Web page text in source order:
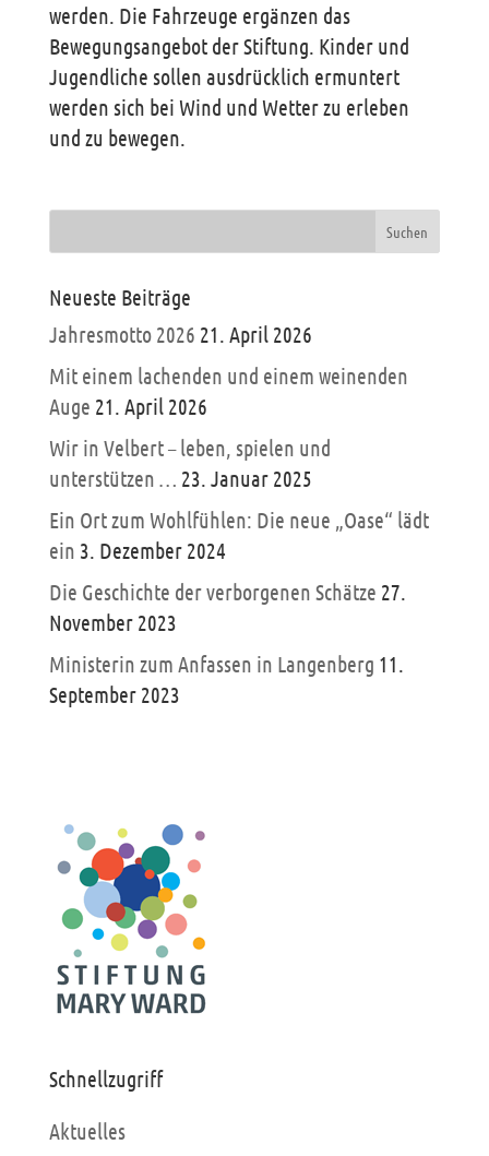
werden. Die Fahrzeuge ergänzen das
Bewegungsangebot der Stiftung. Kinder und
Jugendliche sollen ausdrücklich ermuntert
werden sich bei Wind und Wetter zu erleben
und zu bewegen.
Neueste Beiträge
Jahresmotto 2026 21. April 2026
Mit einem lachenden und einem weinenden
Auge 21. April 2026
Wir in Velbert – leben, spielen und
unterstützen … 23. Januar 2025
Ein Ort zum Wohlfühlen: Die neue „Oase“ lädt
ein 3. Dezember 2024
Die Geschichte der verborgenen Schätze 27.
November 2023
Ministerin zum Anfassen in Langenberg 11.
September 2023
Schnellzugriff
Aktuelles